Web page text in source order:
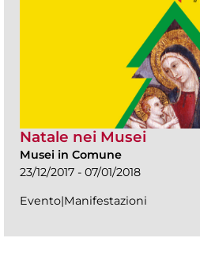
Natale nei Musei
Musei in Comune
23/12/2017 - 07/01/2018
Evento|Manifestazioni